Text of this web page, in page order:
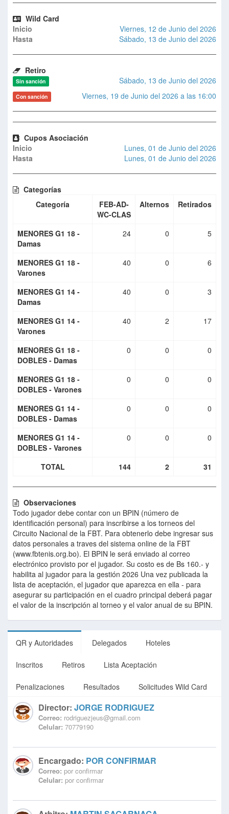
Wild Card
Inicio
Viernes, 12 de Junio del 2026
Hasta
Sábado, 13 de Junio del 2026
Retiro
Sin sanción Sábado, 13 de Junio del 2026
Con sanción Viernes, 19 de Junio del 2026 a las 16:00
Cupos Asociación
Inicio
Lunes, 01 de Junio del 2026
Hasta
Lunes, 01 de Junio del 2026
Categorías
Categoría
FEB-AD-
WC-CLAS
Alternos Retirados
MENORES G1 18 -
Damas
24 0 5
MENORES G1 18 -
Varones
40 0 6
MENORES G1 14 -
Damas
40 0 3
MENORES G1 14 -
Varones
40 2 17
MENORES G1 18 -
DOBLES - Damas
0 0 0
MENORES G1 18 -
DOBLES - Varones
0 0 0
MENORES G1 14 -
DOBLES - Damas
0 0 0
MENORES G1 14 -
DOBLES - Varones
0 0 0
TOTAL 144 2 31
Observaciones
Todo jugador debe contar con un BPIN (número de
identificación personal) para inscribirse a los torneos del
Circuito Nacional de la FBT. Para obtenerlo debe ingresar sus
datos personales a traves del sistema online de la FBT
(www.fbtenis.org.bo). El BPIN le será enviado al correo
electrónico provisto por el jugador. Su costo es de Bs 160.- y
habilita al jugador para la gestión 2026 Una vez publicada la
lista de aceptación, el jugador que aparezca en ella - para
asegurar su participación en el cuadro principal deberá pagar
el valor de la inscripción al torneo y el valor anual de su BPIN.
QR y Autoridades Delegados Hoteles
Inscritos Retiros Lista Aceptación
Penalizaciones Resultados Solicitudes Wild Card
Director: JORGE RODRIGUEZ
Correo: rodriguezjeus@gmail.com
Celular: 70779190
Encargado: POR CONFIRMAR
Correo: por confirmar
Celular: por confirmar